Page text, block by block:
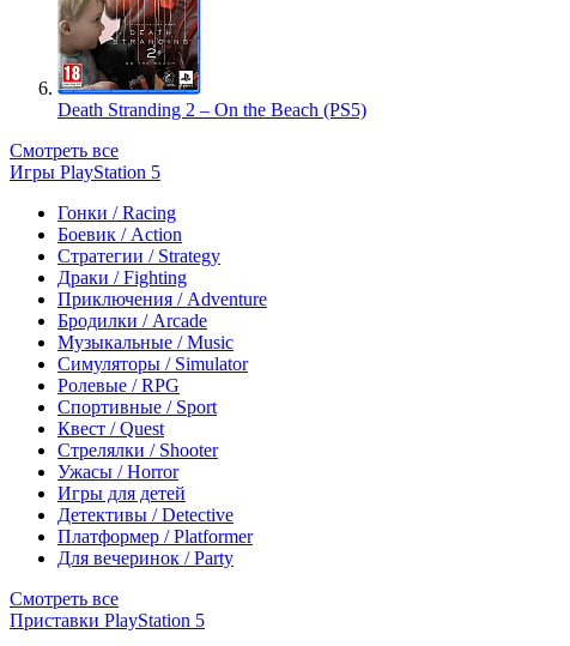
Death Stranding 2 – On the Beach (PS5)
Смотреть все
Игры PlayStation 5
Гонки / Racing
Боевик / Action
Стратегии / Strategy
Драки / Fighting
Приключения / Adventure
Бродилки / Arcade
Музыкальные / Music
Симуляторы / Simulator
Ролевые / RPG
Спортивные / Sport
Квест / Quest
Стрелялки / Shooter
Ужасы / Horror
Игры для детей
Детективы / Detective
Платформер / Platformer
Для вечеринок / Party
Смотреть все
Приставки PlayStation 5